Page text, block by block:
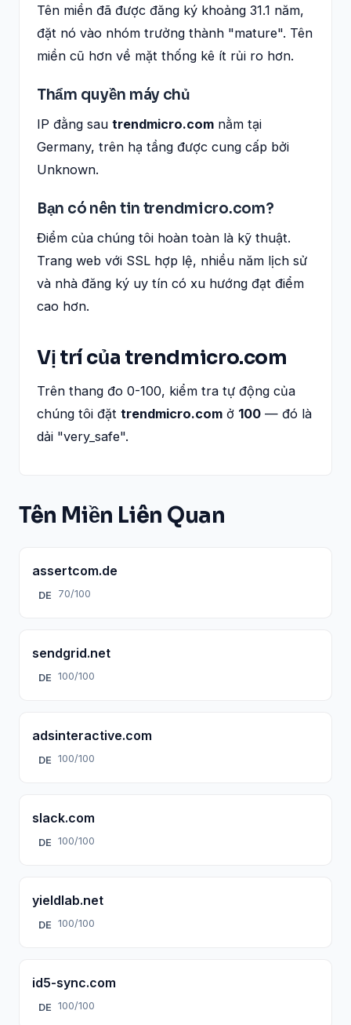
Tên miền đã được đăng ký khoảng 31.1 năm,
đặt nó vào nhóm trưởng thành "mature". Tên
miền cũ hơn về mặt thống kê ít rủi ro hơn.
Thẩm quyền máy chủ
IP đằng sau trendmicro.com nằm tại
Germany, trên hạ tầng được cung cấp bởi
Unknown.
Bạn có nên tin trendmicro.com?
Điểm của chúng tôi hoàn toàn là kỹ thuật.
Trang web với SSL hợp lệ, nhiều năm lịch sử
và nhà đăng ký uy tín có xu hướng đạt điểm
cao hơn.
Vị trí của trendmicro.com
Trên thang đo 0-100, kiểm tra tự động của
chúng tôi đặt trendmicro.com ở 100 — đó là
dải "very_safe".
Tên Miền Liên Quan
assertcom.de
DE 70/100
sendgrid.net
DE 100/100
adsinteractive.com
DE 100/100
slack.com
DE 100/100
yieldlab.net
DE 100/100
id5-sync.com
DE 100/100